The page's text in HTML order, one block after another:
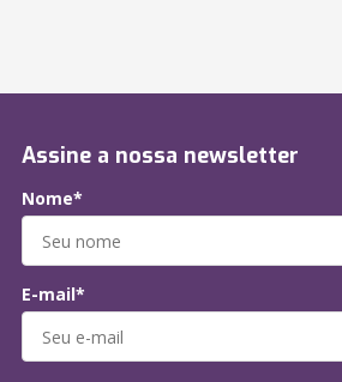
Assine a nossa newsletter
Nome*
E-mail*